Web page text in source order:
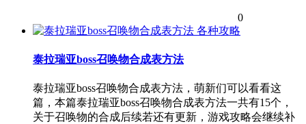
0
各种攻略
泰拉瑞亚boss召唤物合成表方法
泰拉瑞亚boss召唤物合成表方法，萌新们可以看看这
篇，本篇泰拉瑞亚boss召唤物合成表方法一共有15个，
关于召唤物的合成后续若还有更新，游戏攻略会继续补